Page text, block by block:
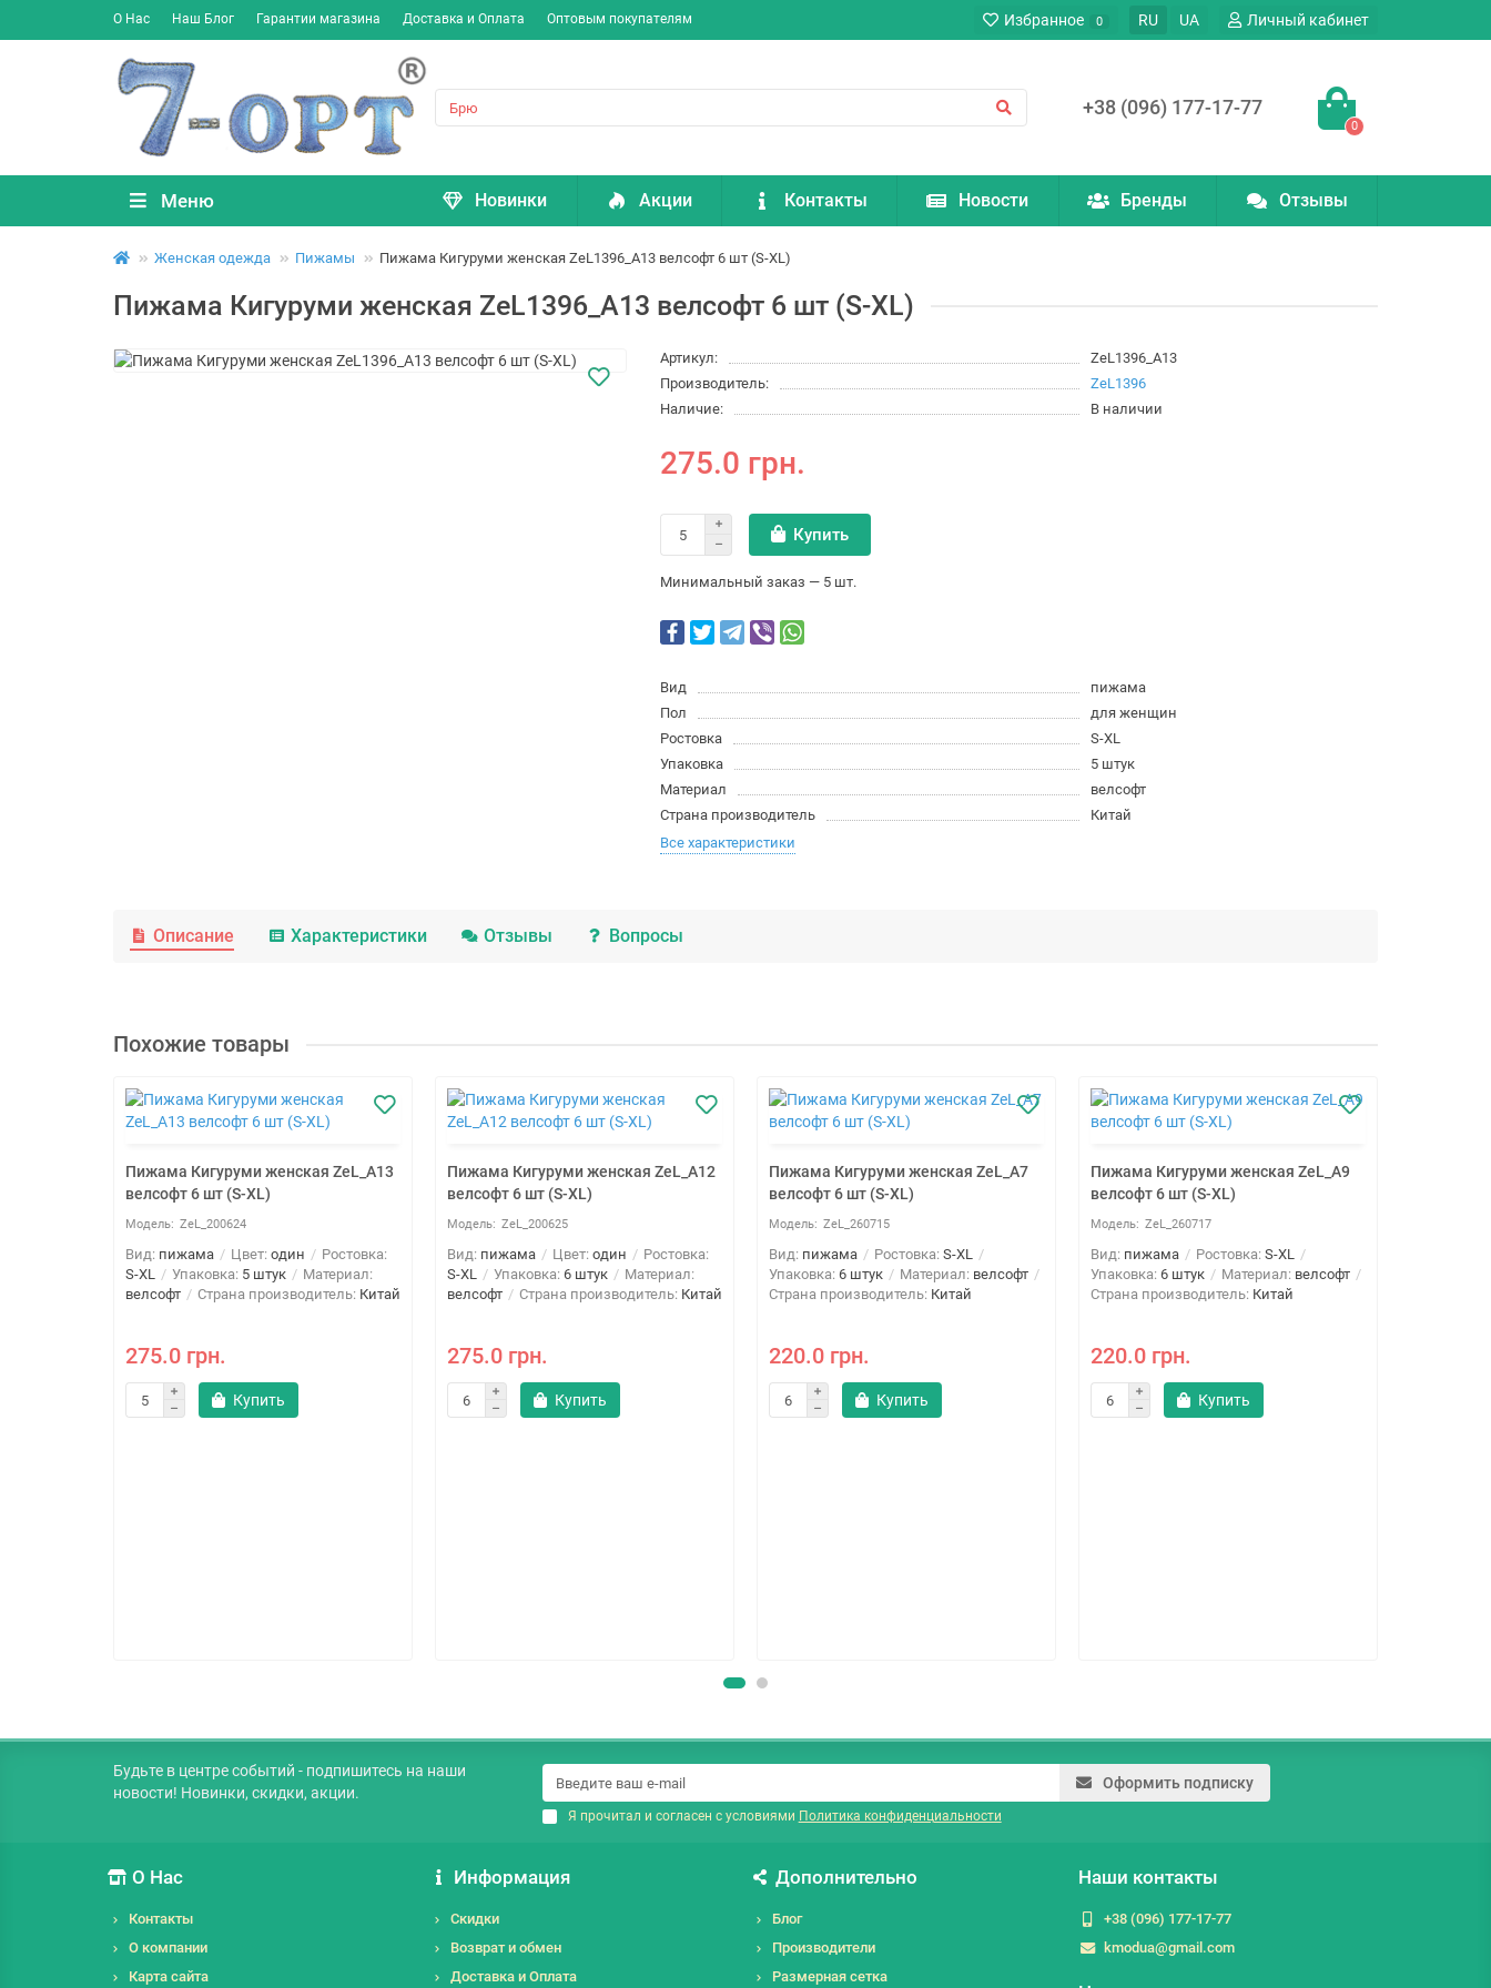
О Нас Наш Блог Гарантии магазина Доставка и Оплата Оптовым покупателям Избранное 0 RU UA Личный кабинет
+38 (096) 177-17-77
0
Меню Новинки Акции Контакты Новости Бренды Отзывы
Женская одежда Пижамы Пижама Кигуруми женская ZeL1396_A13 велсофт 6 шт (S-XL)
Пижама Кигуруми женская ZeL1396_A13 велсофт 6 шт (S-XL)
Артикул:
ZeL1396_A13
Производитель:
ZeL1396
Наличие:
В наличии
275.0 грн.
Купить
Минимальный заказ — 5 шт.
Вид
пижама
Пол
для женщин
Ростовка
S-XL
Упаковка
5 штук
Материал
велсофт
Страна производитель
Китай
Все характеристики
Описание Характеристики Отзывы Вопросы
Похожие товары
Пижама Кигуруми женская ZeL_A13
велсофт 6 шт (S-XL)
ZeL_200624
Вид: пижама Цвет: один
Ростовка:
S-XL
Упаковка: 5 штук
Материал:
велсофт
Страна производитель: Китай
275.0 грн.
Купить
Пижама Кигуруми женская ZeL_A12
велсофт 6 шт (S-XL)
ZeL_200625
Вид: пижама Цвет: один
Ростовка:
S-XL
Упаковка: 6 штук
Материал:
велсофт
Страна производитель: Китай
275.0 грн.
Купить
Пижама Кигуруми женская ZeL_A7
велсофт 6 шт (S-XL)
ZeL_260715
Вид: пижама Ростовка: S-XL
Упаковка: 6 штук Материал: велсофт
Страна производитель: Китай
220.0 грн.
Купить
Пижама Кигуруми женская ZeL_A9
велсофт 6 шт (S-XL)
ZeL_260717
Вид: пижама Ростовка: S-XL
Упаковка: 6 штук Материал: велсофт
Страна производитель: Китай
220.0 грн.
Купить
Будьте в центре событий - подпишитесь на наши
новости! Новинки, скидки, акции.
Оформить подписку
Я прочитал и согласен с условиями Политика конфиденциальности
О Нас
Контакты
О компании
Карта сайта
Информация
Скидки
Возврат и обмен
Доставка и Оплата
Дополнительно
Блог
Производители
Размерная сетка
Наши контакты
+38 (096) 177-17-77
kmodua@gmail.com